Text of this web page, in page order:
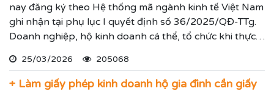
nay đăng ký theo Hệ thống mã ngành kinh tế Việt Nam
ghi nhận tại phụ lục I quyết định số 36/2025/QĐ-TTg.
Doanh nghiệp, hộ kinh doanh cá thể, tổ chức khi thực
ghi nhận lĩnh vực hoạt động, ngành nghề kinh doanh
theo hệ thống mã ngành kinh tế chúng tôi vừa nêu.
25/03/2026 205068
+ Làm giấy phép kinh doanh hộ gia đình cần giấy